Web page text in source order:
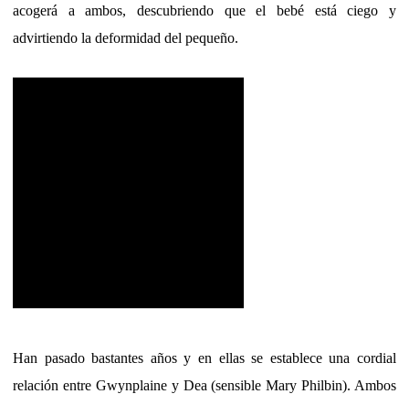
acogerá a ambos, descubriendo que el bebé está ciego y
advirtiendo la deformidad del pequeño.
Han pasado bastantes años y en ellas se establece una cordial
relación entre Gwynplaine y Dea (sensible Mary Philbin). Ambos